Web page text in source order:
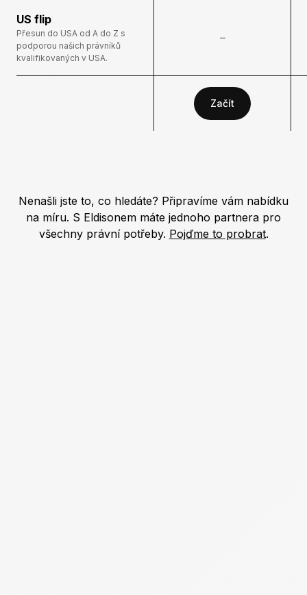
US flip
Přesun do USA od A do Z s
podporou našich právníků
kvalifikovaných v USA.
–
Začít
Nenašli jste to, co hledáte? Připravíme vám nabídku
na míru. S Eldisonem máte jednoho partnera pro
všechny právní potřeby. Pojďme to probrat.